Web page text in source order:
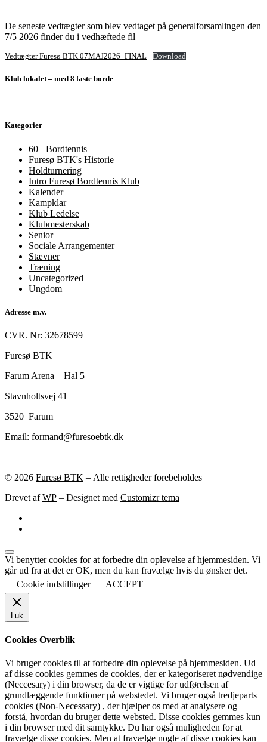
De seneste vedtægter som blev vedtaget på generalforsamlingen den
7/5 2026 finder du i vedhæftede fil
Vedtægter Furesø BTK 07MAJ2026_FINAL Download
Klub lokalet – med 8 faste borde
Kategorier
60+ Bordtennis
Furesø BTK's Historie
Holdturnering
Intro Furesø Bordtennis Klub
Kalender
Kampklar
Klub Ledelse
Klubmesterskab
Senior
Sociale Arrangementer
Stævner
Træning
Uncategorized
Ungdom
Adresse m.v.
CVR. Nr: 32678599
Furesø BTK
Farum Arena – Hal 5
Stavnholtsvej 41
3520 Farum
Email: formand@furesoebtk.dk
© 2026 Furesø BTK – Alle rettigheder forebeholdes
Drevet afWP – Designet med Customizr tema
Vi benytter cookies for at forbedre din oplevelse af hjemmesiden. Vi
går ud fra at det er OK, men du kan fravælge hvis du ønsker det.
Cookie indstillinger
ACCEPT
Luk
Cookies Overblik
Vi bruger cookies til at forbedre din oplevelse på hjemmesiden. Ud
af disse cookies gemmes de cookies, der er kategoriseret nødvendige
(Neccesary) i din browser, da de er vigtige for udførelsen af
grundlæggende funktioner på webstedet. Vi bruger også tredjeparts
cookies (Non-Necessary) , der hjælper os med at analysere og
forstå, hvordan du bruger dette websted. Disse cookies gemmes kun
i din browser med dit samtykke. Du har også muligheden for at
fravælge disse cookies. Men at fravælge nogle af disse cookies kan